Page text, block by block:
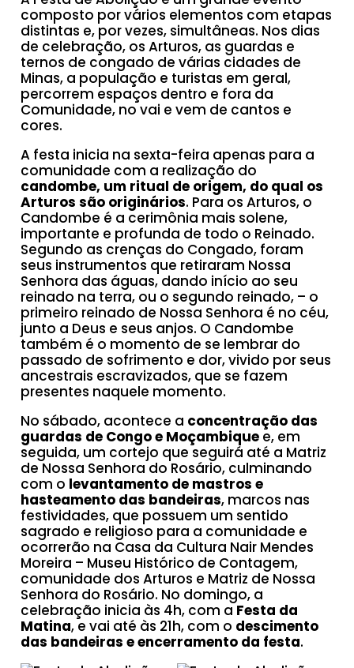
composto por vários elementos com etapas
distintas e, por vezes, simultâneas. Nos dias
de celebração, os Arturos, as guardas e
ternos de congado de várias cidades de
Minas, a população e turistas em geral,
percorrem espaços dentro e fora da
Comunidade, no vai e vem de cantos e
cores.
A festa inicia na sexta-feira apenas para a
comunidade com a realização do
candombe, um ritual de origem, do qual os
Arturos são originários. Para os Arturos, o
Candombe é a cerimônia mais solene,
importante e profunda de todo o Reinado.
Segundo as crenças do Congado, foram
seus instrumentos que retiraram Nossa
Senhora das águas, dando início ao seu
reinado na terra, ou o segundo reinado, – o
primeiro reinado de Nossa Senhora é no céu,
junto a Deus e seus anjos. O Candombe
também é o momento de se lembrar do
passado de sofrimento e dor, vivido por seus
ancestrais escravizados, que se fazem
presentes naquele momento.
No sábado, acontece a concentração das
guardas de Congo e Moçambique e, em
seguida, um cortejo que seguirá até a Matriz
de Nossa Senhora do Rosário, culminando
com o levantamento de mastros e
hasteamento das bandeiras, marcos nas
festividades, que possuem um sentido
sagrado e religioso para a comunidade e
ocorrerão na Casa da Cultura Nair Mendes
Moreira – Museu Histórico de Contagem,
comunidade dos Arturos e Matriz de Nossa
Senhora do Rosário. No domingo, a
celebração inicia às 4h, com a Festa da
Matina, e vai até às 21h, com o descimento
das bandeiras e encerramento da festa.